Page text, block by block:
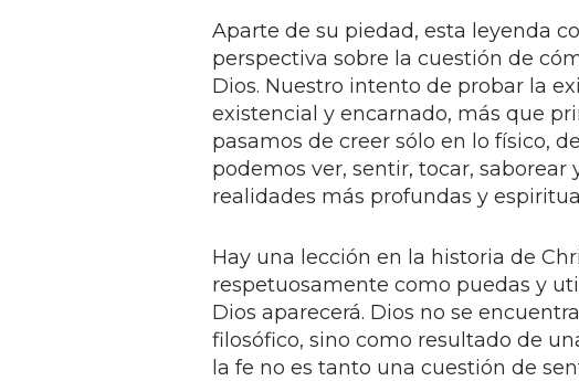
Aparte de su piedad, esta leyenda
perspectiva sobre la cuestión de
Dios. Nuestro intento de probar la
existencial y encarnado, más que
pasamos de creer sólo en lo físico,
podemos ver, sentir, tocar, saborear
realidades más profundas y
Hay una lección en la historia de
respetuosamente como puedas y
Dios aparecerá. Dios no se
filosófico, sino como resultado de
la fe no es tanto una cuestión de